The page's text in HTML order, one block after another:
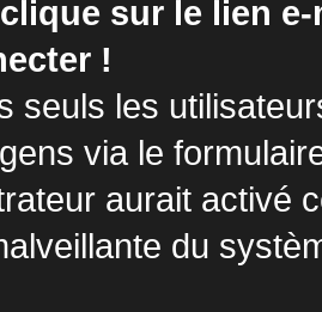
sur le lien
!
seuls les
via le
aurait activé
du